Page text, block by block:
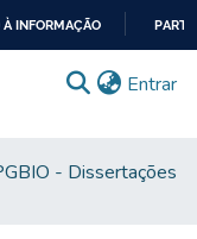
À INFORMAÇÃO
Entrar
- Dissertações